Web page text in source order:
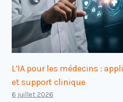
L’IA pour les médecins :
et support clinique
6 juillet 2026